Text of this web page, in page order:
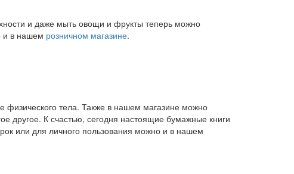
и даже мыть овощи и фрукты теперь можно
и в нашем розничном магазине.
физического тела. Также в нашем магазине можно
другое. К счастью, сегодня настоящие бумажные книги
или для личного пользования можно и в нашем